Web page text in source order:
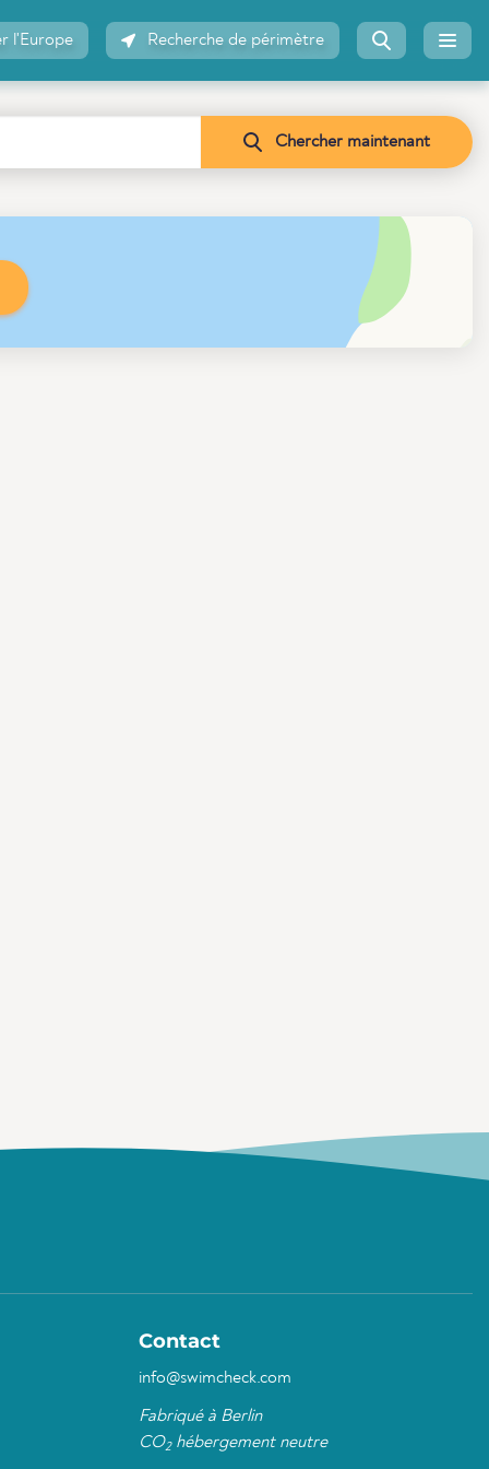
l'Europe Recherche de périmètre
Chercher maintenant
Contact
info@swimcheck.com
Fabriqué à Berlin
CO2hébergement neutre